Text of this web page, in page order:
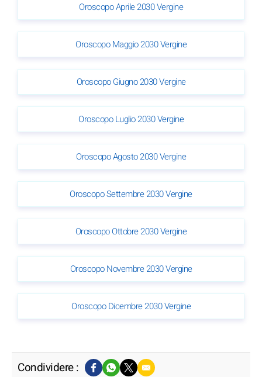
Oroscopo Aprile 2030 Vergine
Oroscopo Maggio 2030 Vergine
Oroscopo Giugno 2030 Vergine
Oroscopo Luglio 2030 Vergine
Oroscopo Agosto 2030 Vergine
Oroscopo Settembre 2030 Vergine
Oroscopo Ottobre 2030 Vergine
Oroscopo Novembre 2030 Vergine
Oroscopo Dicembre 2030 Vergine
Condividere :